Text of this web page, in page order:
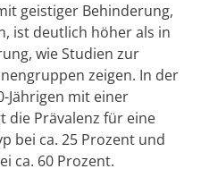
geistiger Behinderung,
ist deutlich höher als in
wie Studien zur
zeigen. In der
Jährigen mit einer
die Prävalenz für eine
bei ca. 25 Prozent und
ca. 60 Prozent.